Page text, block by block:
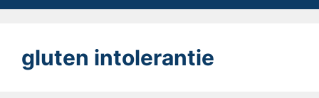
gluten intolerantie